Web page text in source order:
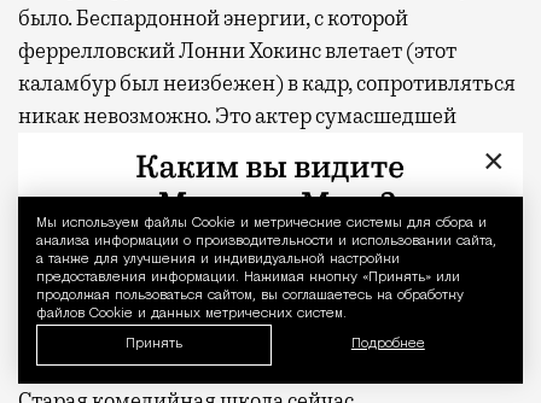
Уведомление
Мы используем файлы Сookie и метрические системы для сбора и
анализа информации о производительности и использовании сайта,
а также для улучшения и индивидуальной настройки
предоставления информации. Нажимая кнопку «Принять» или
продолжая пользоваться сайтом, вы соглашаетесь на обработку
файлов Cookie и данных метрических систем.
Принять Подробнее
было. Беспардонной энергии, с которой
феррелловский Лонни Хокинс влетает (этот
каламбур был неизбежен) в кадр, сопротивляться
никак невозможно. Это актер сумасшедшей
органики, который, подобно своему герою, уверен
в том, что он именно то, что нужно миру прямо
сейчас. В эпоху расцвета возвышенных фильмов
ужасов, кринж-комедий и других лабораторных
жанров скабрезный и наглый подход к юмору
смотрится и вправду освежающе. Или, во всяком
случае, уместно.
×